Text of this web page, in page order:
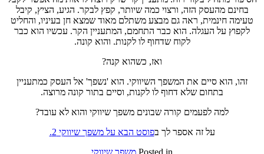
בחינם מהעסק הזה, ורצוי כמה שיותר, קפץ לבקר. הגיע, הציץ, קיבל
טעימה חינמית, ראה גם מבצע משתלם מאוד שמצא חן בעיניו, והחליט
לקפוץ על העגלה. הוא כבר התחמם, המתעניין הקר. עכשיו הוא כבר
לקוח שדחוף לו לקנות. והוא קונה.
ואז, כשהוא קנה?
זהו, הוא סיים את המשפך השיווקי. הוא 'נשפך' אל העסק כמתעניין
בתחום שלא דחוף לו לקנות, וסיים בתור קונה מרוצה.
למה לפעמים קורה שבונים משפך שיווקי והוא לא עובד?
על זה אספר לך בפוסט הבא על משפך שיווקי 2.